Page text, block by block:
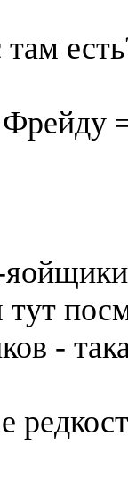
тут
-